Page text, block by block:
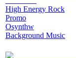
High Energy Rock
Promo
Osynthw
Background Music